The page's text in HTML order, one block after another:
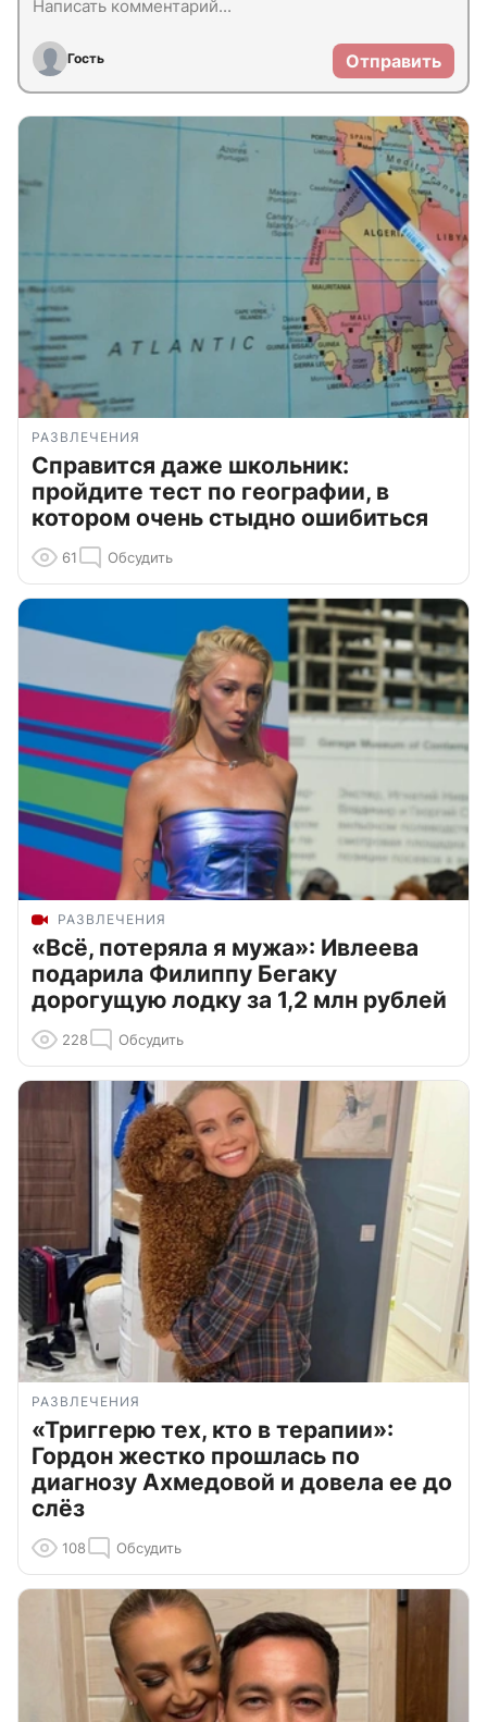
Гость Отправить
РАЗВЛЕЧЕНИЯ
Справится даже школьник:
пройдите тест по географии, в
котором очень стыдно ошибиться
61 Обсудить
РАЗВЛЕЧЕНИЯ
«Всё, потеряла я мужа»: Ивлеева
подарила Филиппу Бегаку
дорогущую лодку за 1,2 млн рублей
228 Обсудить
РАЗВЛЕЧЕНИЯ
«Триггерю тех, кто в терапии»:
Гордон жестко прошлась по
диагнозу Ахмедовой и довела ее до
слёз
108 Обсудить